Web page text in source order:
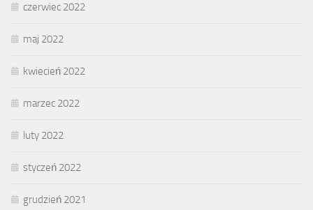
czerwiec 2022
maj 2022
kwiecień 2022
marzec 2022
luty 2022
styczeń 2022
grudzień 2021